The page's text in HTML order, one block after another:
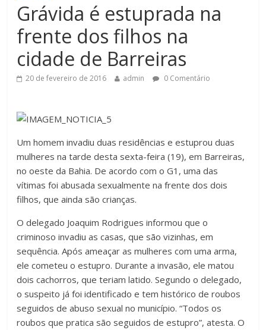
Grávida é estuprada na
frente dos filhos na
cidade de Barreiras
20 de fevereiro de 2016 admin 0 Comentário
Um homem invadiu duas residências e estuprou duas
mulheres na tarde desta sexta-feira (19), em Barreiras,
no oeste da Bahia. De acordo com o G1, uma das
vítimas foi abusada sexualmente na frente dos dois
filhos, que ainda são crianças.
O delegado Joaquim Rodrigues informou que o
criminoso invadiu as casas, que são vizinhas, em
sequência. Após ameaçar as mulheres com uma arma,
ele cometeu o estupro. Durante a invasão, ele matou
dois cachorros, que teriam latido. Segundo o delegado,
o suspeito já foi identificado e tem histórico de roubos
seguidos de abuso sexual no município. “Todos os
roubos que pratica são seguidos de estupro”, atesta. O